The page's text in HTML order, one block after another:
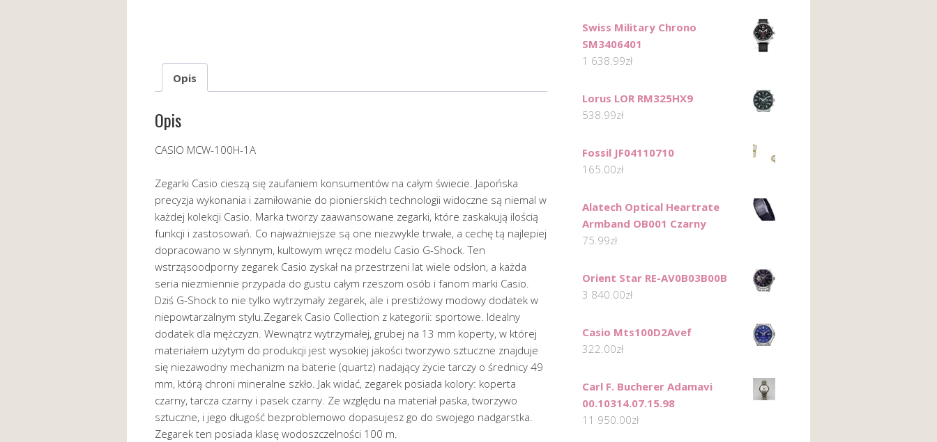
Opis
Opis
CASIO MCW-100H-1A
Zegarki Casio cieszą się zaufaniem konsumentów na całym świecie. Japońska
precyzja wykonania i zamiłowanie do pionierskich technologii widoczne są niemal w
każdej kolekcji Casio. Marka tworzy zaawansowane zegarki, które zaskakują ilością
funkcji i zastosowań. Co najważniejsze są one niezwykle trwałe, a cechę tą najlepiej
dopracowano w słynnym, kultowym wręcz modelu Casio G-Shock. Ten
wstrząsoodporny zegarek Casio zyskał na przestrzeni lat wiele odsłon, a każda
seria niezmiennie przypada do gustu całym rzeszom osób i fanom marki Casio.
Dziś G-Shock to nie tylko wytrzymały zegarek, ale i prestiżowy modowy dodatek w
niepowtarzalnym stylu.Zegarek Casio Collection z kategorii: sportowe. Idealny
dodatek dla mężczyzn. Wewnątrz wytrzymałej, grubej na 13 mm koperty, w której
materiałem użytym do produkcji jest wysokiej jakości tworzywo sztuczne znajduje
się niezawodny mechanizm na baterie (quartz) nadający życie tarczy o średnicy 49
mm, którą chroni mineralne szkło. Jak widać, zegarek posiada kolory: koperta
czarny, tarcza czarny i pasek czarny. Ze względu na materiał paska, tworzywo
sztuczne, i jego długość bezproblemowo dopasujesz go do swojego nadgarstka.
Zegarek ten posiada klasę wodoszczelności 100 m.
Swiss Military Chrono
SM3406401
1 638.99zł
Lorus LOR RM325HX9
538.99zł
Fossil JF04110710
165.00zł
Alatech Optical Heartrate
Armband OB001 Czarny
75.99zł
Orient Star RE-AV0B03B00B
3 840.00zł
Casio Mts100D2Avef
322.00zł
Carl F. Bucherer Adamavi
00.10314.07.15.98
11 950.00zł